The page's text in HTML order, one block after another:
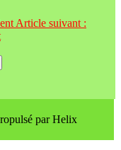
Article suivant :
par Helix